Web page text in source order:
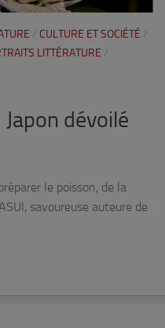
/ CULTURE ET SOCIÉTÉ /
LITTÉRATURE /
dévoilé
le poisson, de la
savoureuse auteure de